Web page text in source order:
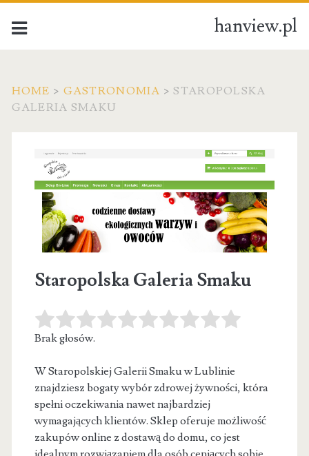
hanview.pl
HOME > GASTRONOMIA >STAROPOLSKA
GALERIA SMAKU
Staropolska Galeria Smaku
Brak głosów.
W Staropolskiej Galerii Smaku w Lublinie
znajdziesz bogaty wybór zdrowej żywności, która
spełni oczekiwania nawet najbardziej
wymagających klientów. Sklep oferuje możliwość
zakupów online z dostawą do domu, co jest